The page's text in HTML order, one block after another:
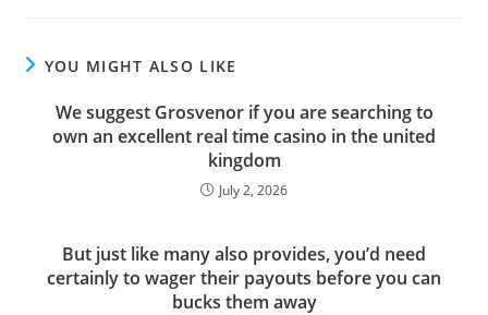
YOU MIGHT ALSO LIKE
We suggest Grosvenor if you are searching to
own an excellent real time casino in the united
kingdom
July 2, 2026
But just like many also provides, you’d need
certainly to wager their payouts before you can
bucks them away